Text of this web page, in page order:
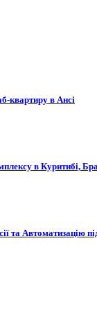
квартиру в Ансі
в Куритибі,
та Автоматизацію